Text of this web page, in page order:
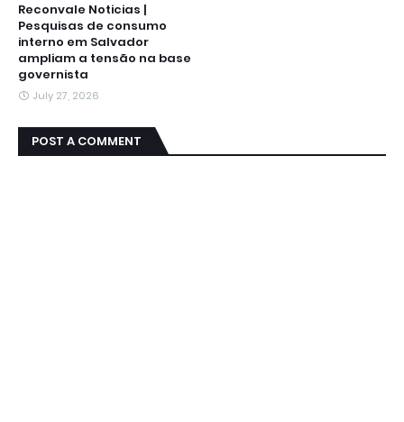
Reconvale Noticias |
Pesquisas de consumo
interno em Salvador
ampliam a tensão na base
governista
July 27, 2026
POST A COMMENT